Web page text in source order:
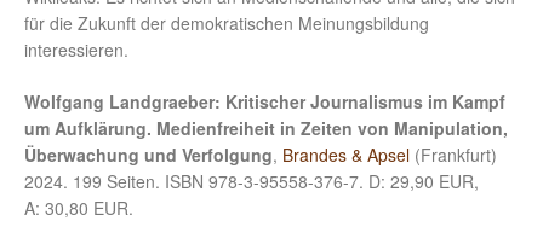
für die Zukunft der demokratischen Meinungsbildung
interessieren.
Wolfgang Landgraeber: Kritischer Journalismus im Kampf
um Aufklärung. Medienfreiheit in Zeiten von Manipulation,
Überwachung und Verfolgung, Brandes & Apsel (Frankfurt)
2024. 199 Seiten. ISBN 978-3-95558-376-7. D: 29,90 EUR,
A: 30,80 EUR.